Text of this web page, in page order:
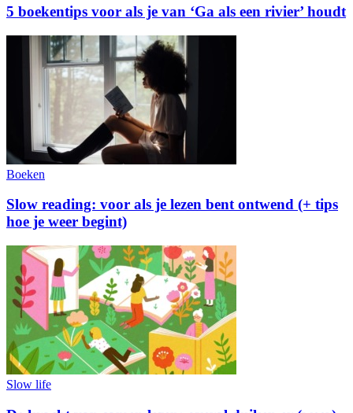
5 boekentips voor als je van ‘Ga als een rivier’ houdt
Boeken
Slow reading: voor als je lezen bent ontwend (+ tips
hoe je weer begint)
Slow life